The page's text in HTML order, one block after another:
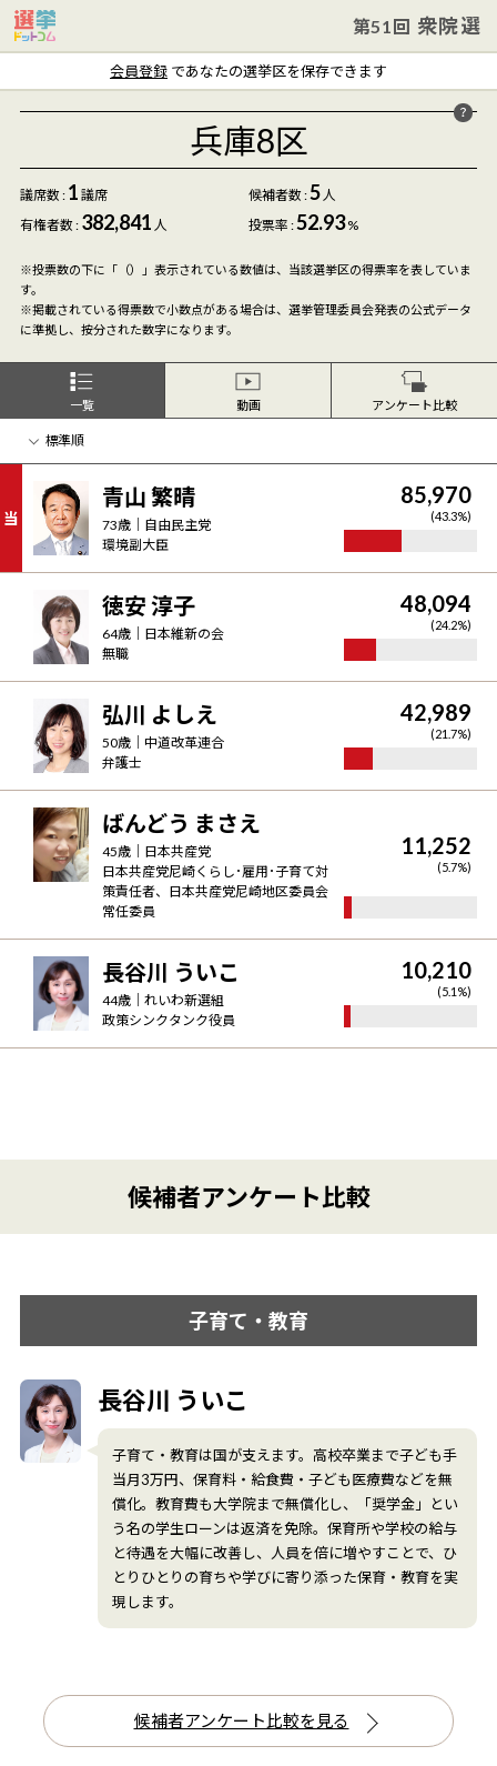
第51回 衆院選
会員登録 であなたの選挙区を保存できます
兵庫8区
議席数 : 1 議席 候補者数:5人
有権者数 : 382,841 人 投票率 :52.93 %
※投票数の下に「（）」表示されている数値は、当該選挙区の得票率を表していま
す。
※掲載されている得票数で小数点がある場合は、選挙管理委員会発表の公式データ
に準拠し、按分された数字になります。
一覧 動画 アンケート比較
当
青山 繁晴
73歳｜ 自由民主党
環境副大臣
85,970
(43.3%)
徳安 淳子
64歳｜ 日本維新の会
無職
48,094
(24.2%)
弘川 よしえ
50歳｜ 中道改革連合
弁護士
42,989
(21.7%)
ばんどう まさえ
45歳｜ 日本共産党
日本共産党尼崎くらし･雇用･子育て対
策責任者、日本共産党尼崎地区委員会
常任委員
11,252
(5.7%)
長谷川 ういこ
44歳｜ れいわ新選組
政策シンクタンク役員
10,210
(5.1 %)
候補者アンケート比較
子育て・教育
長谷川 ういこ
子育て・教育は国が支えます。高校卒業まで子ども手
当月3万円、保育料・給食費・子ども医療費などを無
償化。教育費も大学院まで無償化し、「奨学金」とい
う名の学生ローンは返済を免除。保育所や学校の給与
と待遇を大幅に改善し、人員を倍に増やすことで、ひ
とりひとりの育ちや学びに寄り添った保育・教育を実
現します。
候補者アンケート比較を見る